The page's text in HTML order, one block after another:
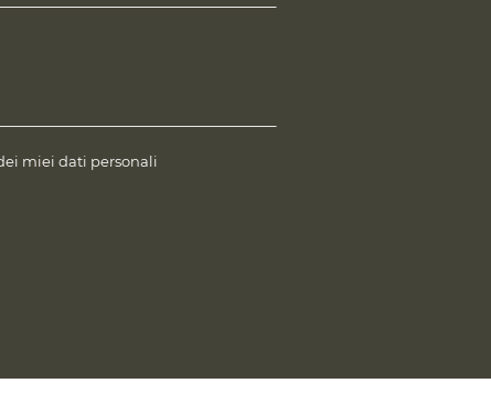
miei dati personali